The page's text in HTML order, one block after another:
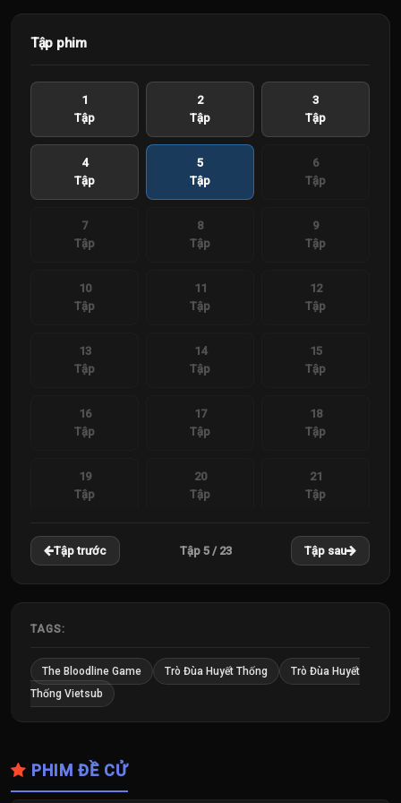
Tập phim
1
Tập
2
Tập
3
Tập
4
Tập
5
Tập
6
Tập
7
Tập
8
Tập
9
Tập
10
Tập
11
Tập
12
Tập
13
Tập
14
Tập
15
Tập
16
Tập
17
Tập
18
Tập
19
Tập
20
Tập
21
Tập
22
Tập
Tập
Tập trước Tập 5 / 23 Tập sau
TAGS:
The Bloodline Game Trò Đùa Huyết Thống
Trò Đùa Huyết
Thống Vietsub
PHIM ĐỀ CỬ